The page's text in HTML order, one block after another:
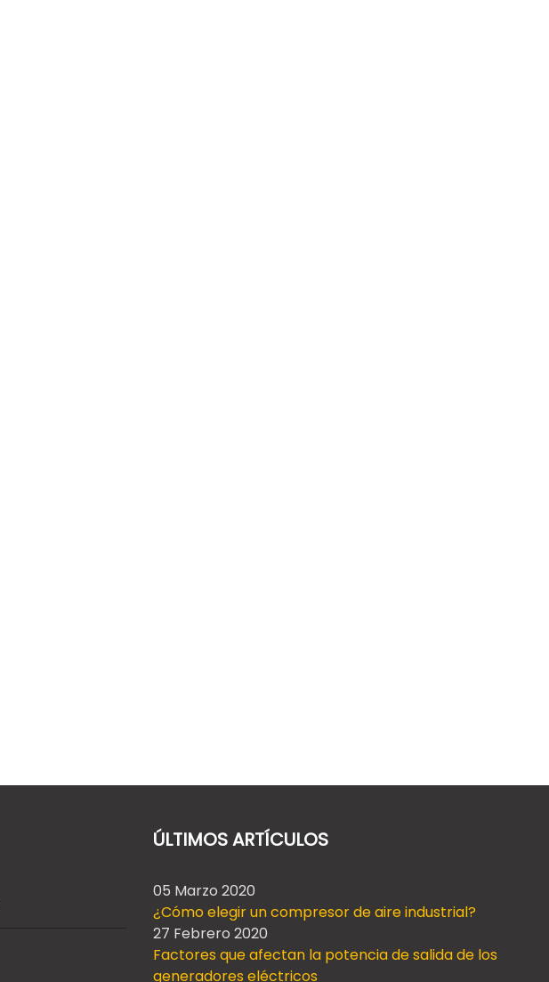
ÚLTIMOS ARTÍCULOS
05 Marzo 2020
¿Cómo elegir un compresor de aire industrial?
27 Febrero 2020
Factores que afectan la potencia de salida de los
generadores eléctricos